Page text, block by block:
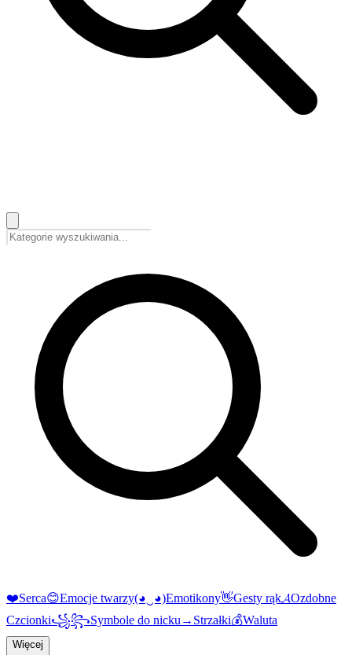
❤️Serca😊Emocje twarzy(◕‿◕)Emotikony👋Gesty rąk𝓐Ozdobne
Czcionki꧁꧂Symbole do nicku → Strzałki💰Waluta
Więcej